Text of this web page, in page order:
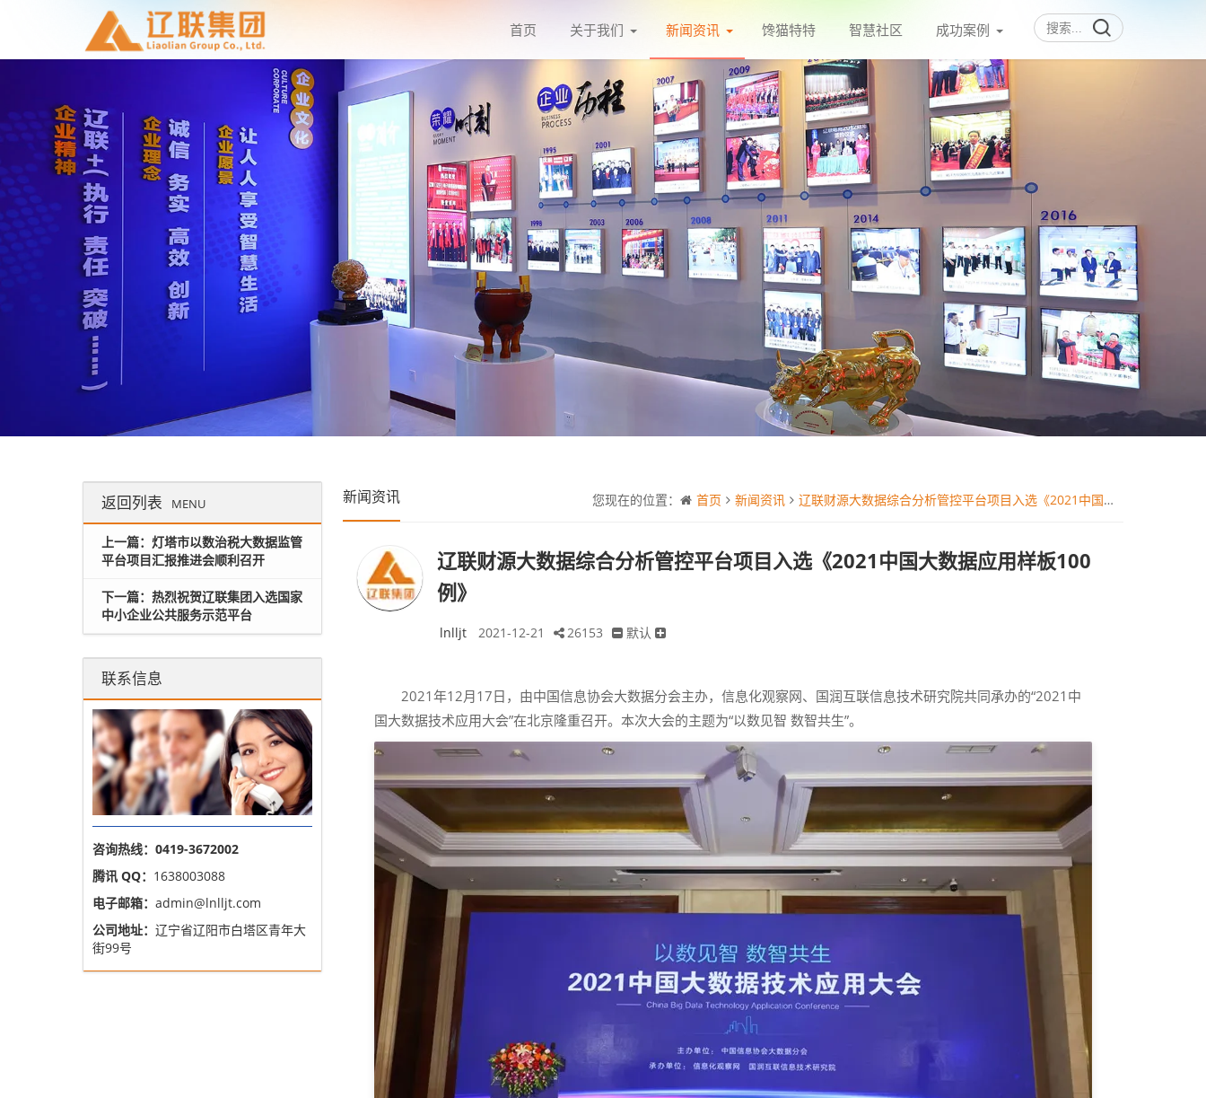
首页 关于我们 新闻资讯 馋猫特特 智慧社区 成功案例
您现在的位置： 首页 新闻资讯 辽联财源大数据综合分析管控平台项目入选《2021中国大数据应用样板100例》
新闻资讯
辽联财源大数据综合分析管控平台项目入选《2021中国大数据应用样板100
例》
lnlljt 2021-12-21 26153 默认
2021年12月17日，由中国信息协会大数据分会主办，信息化观察网、国润互联信息技术研究院共同承办的“2021中
国大数据技术应用大会”在北京隆重召开。本次大会的主题为“以数见智 数智共生”。
返回列表 MENU
上一篇：灯塔市以数治税大数据监管
平台项目汇报推进会顺利召开
下一篇：热烈祝贺辽联集团入选国家
中小企业公共服务示范平台
联系信息
咨询热线：0419-3672002
腾讯 QQ： 1638003088
电子邮箱： admin@lnlljt.com
公司地址： 辽宁省辽阳市白塔区青年大
街99号